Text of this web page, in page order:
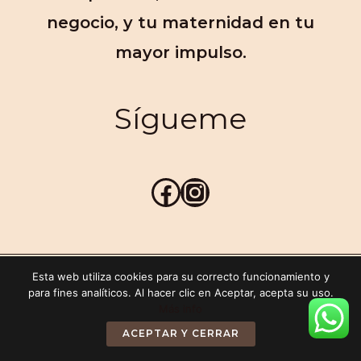
El cambio esta a un click de distancia
Esta web utiliza cookies para su correcto funcionamiento y
para fines analíticos. Al hacer clic en Aceptar, acepta su uso.
ACEPTAR Y CERRAR